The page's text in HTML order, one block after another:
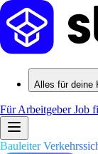
Alles für deine
Für ArbeitgeberJob
Bauleiter